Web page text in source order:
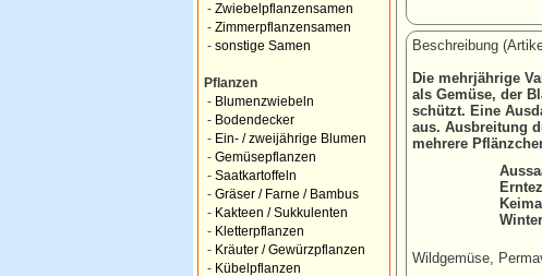
- Zwiebelpflanzensamen
- Zimmerpflanzensamen
- sonstige Samen
Pflanzen
- Blumenzwiebeln
- Bodendecker
- Ein- / zweijährige Blumen
- Gemüsepflanzen
- Saatkartoffeln
- Gräser / Farne / Bambus
- Kakteen / Sukkulenten
- Kletterpflanzen
- Kräuter / Gewürzpflanzen
- Kübelpflanzen
Beschreibung
Die mehrjährige
als Gemüse, der
schützt. Eine
aus. Ausbreitung
mehrere
Wildgemüse,